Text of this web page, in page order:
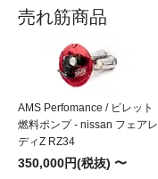
売れ筋商品
AMS Perfomance / ビレット
燃料ポンプ - nissan フェアレ
ディZ RZ34
350,000円(税抜) 〜